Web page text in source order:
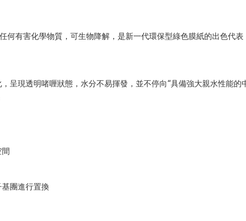
何有害化學物質，可生物降解，是新一代環保型綠色膜紙的出色代表
呈現透明啫喱狀態，水分不易揮發，並不停向“具備強大親水性能的
團進行置換